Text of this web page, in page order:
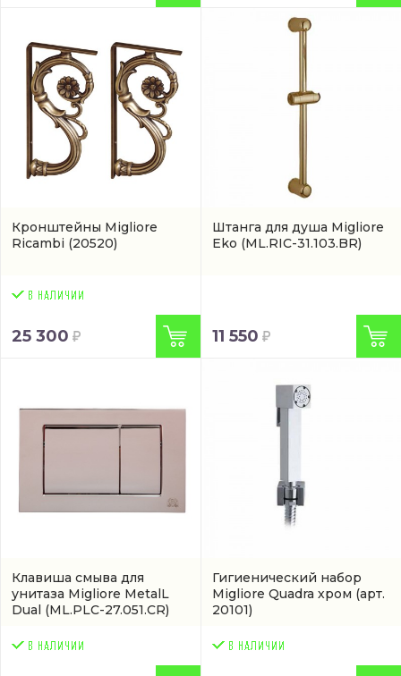
Кронштейны Migliore
Ricambi (20520)
25 300
Штанга для душа Migliore
Eko (ML.RIC-31.103.BR)
11 550
Клавиша смыва для
унитаза Migliore MetalL
Dual (ML.PLC-27.051.CR)
Гигиенический набор
Migliore Quadra хром (арт.
20101)